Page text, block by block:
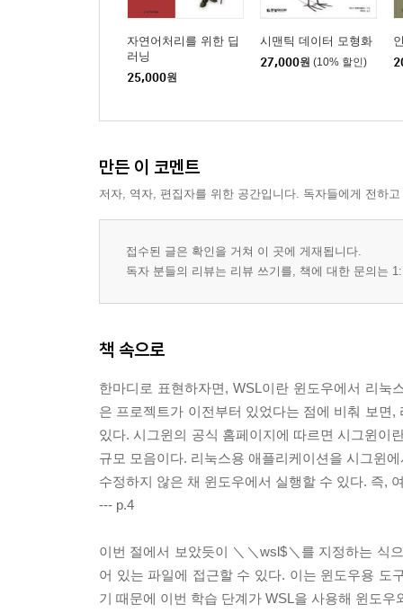
자연어처리를 위한 딥
러닝
25,000원
시맨틱 데이터 모형화
27,000원 (10% 할인)
만든 이 코멘트
저자, 역자, 편집자를 위한 공간입니다. 독자들에게 전하
접수된 글은 확인을 거쳐 이 곳에 게재됩니다.
독자 분들의 리뷰는 리뷰 쓰기를, 책에 대한 문의는
책 속으로
한마디로 표현하자면, WSL이란 윈도우에서 리눅
은 프로젝트가 이전부터 있었다는 점에 비춰 보면
있다. 시그윈의 공식 홈페이지에 따르면 시그윈이
규모 모음이다. 리눅스용 애플리케이션을 시그윈
수정하지 않은 채 윈도우에서 실행할 수 있다. 즉,
--- p.4
이번 절에서 보았듯이 ＼＼wsl$＼를 지정하는 식
어 있는 파일에 접근할 수 있다. 이는 윈도우용 도
기 때문에 이번 학습 단계가 WSL을 사용해 윈도